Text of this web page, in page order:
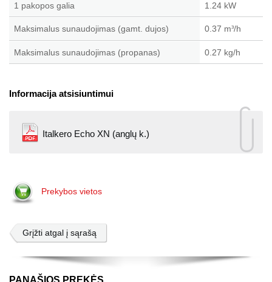
1 pakopos galia 1.24 kW
Maksimalus sunaudojimas (gamt. dujos) 0.37 m³/h
Maksimalus sunaudojimas (propanas) 0.27 kg/h
Informacija atsisiuntimui
Italkero Echo XN (anglų k.)
Prekybos vietos
Grįžti atgal į sąrašą
PANAŠIOS PREKĖS